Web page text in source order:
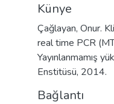
Künye
Çağlayan, Onur.
real time PCR
Yayınlanmamış
Enstitüsü, 2014.
Bağlantı